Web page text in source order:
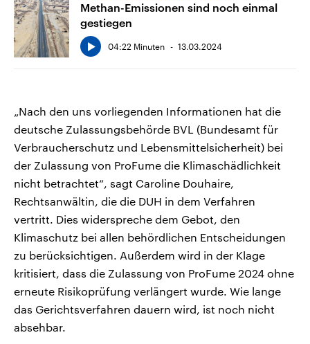
Methan-Emissionen sind noch einmal
gestiegen
04:22 Minuten 13.03.2024
„Nach den uns vorliegenden Informationen hat die
deutsche Zulassungsbehörde BVL (Bundesamt für
Verbraucherschutz und Lebensmittelsicherheit) bei
der Zulassung von ProFume die Klimaschädlichkeit
nicht betrachtet“, sagt Caroline Douhaire,
Rechtsanwältin, die die DUH in dem Verfahren
vertritt. Dies widerspreche dem Gebot, den
Klimaschutz bei allen behördlichen Entscheidungen
zu berücksichtigen. Außerdem wird in der Klage
kritisiert, dass die Zulassung von ProFume 2024 ohne
erneute Risikoprüfung verlängert wurde. Wie lange
das Gerichtsverfahren dauern wird, ist noch nicht
absehbar.